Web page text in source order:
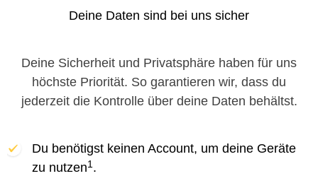
Deine Daten sind bei uns sicher
Deine Sicherheit und Privatsphäre haben für uns
höchste Priorität. So garantieren wir, dass du
jederzeit die Kontrolle über deine Daten behältst.
Du benötigst keinen Account, um deine Geräte
zu nutzen1 .